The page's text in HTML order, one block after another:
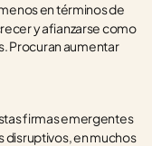
en términos de
y afianzarse como
Procuran aumentar
firmas emergentes
disruptivos, en muchos